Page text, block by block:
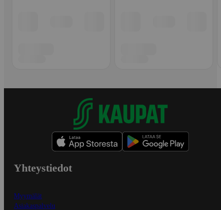
Yhteystiedot
Myymälät
Asiakaspalvelu